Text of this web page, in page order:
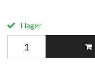
I lager